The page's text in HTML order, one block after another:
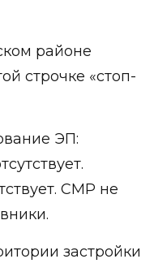
районе
строчке «стоп-
ЭП:
СМР не
застройки